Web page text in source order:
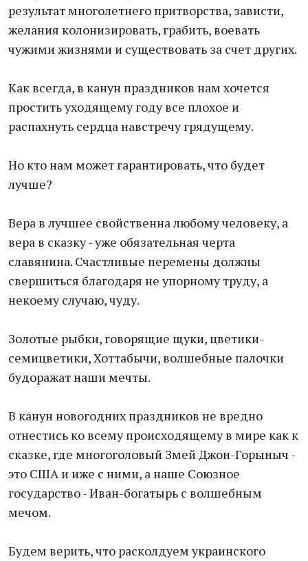
результат многолетнего притворства, зависти,
желания колонизировать, грабить, воевать
чужими жизнями и существовать за счет других.
Как всегда, в канун праздников нам хочется
простить уходящему году все плохое и
распахнуть сердца навстречу грядущему.
Но кто нам может гарантировать, что будет
лучше?
Вера в лучшее свойственна любому человеку, а
вера в сказку - уже обязательная черта
славянина. Счастливые перемены должны
свершиться благодаря не упорному труду, а
некоему случаю, чуду.
Золотые рыбки, говорящие щуки, цветики-
семицветики, Хоттабычи, волшебные палочки
будоражат наши мечты.
В канун новогодних праздников не вредно
отнестись ко всему происходящему в мире как к
сказке, где многоголовый Змей Джон-Горыныч -
это США и иже с ними, а наше Союзное
государство - Иван-богатырь с волшебным
мечом.
Будем верить, что расколдуем украинского